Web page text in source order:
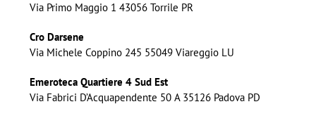
Via Primo Maggio 1 43056 Torrile PR
Cro Darsene
Via Michele Coppino 245 55049 Viareggio LU
Emeroteca Quartiere 4 Sud Est
Via Fabrici D’Acquapendente 50 A 35126 Padova PD